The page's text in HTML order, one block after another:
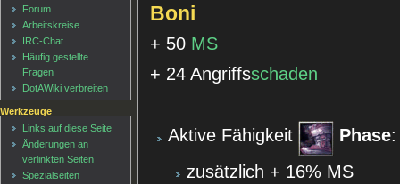
Boni
+ 50 MS
+ 24 Angriffsschaden
Aktive Fähigkeit Phase:
zusätzlich + 16% MS
Forum
Arbeitskreise
IRC-Chat
Häufig gestellte
Fragen
DotAWiki verbreiten
Werkzeuge
Links auf diese Seite
Änderungen an
verlinkten Seiten
Spezialseiten